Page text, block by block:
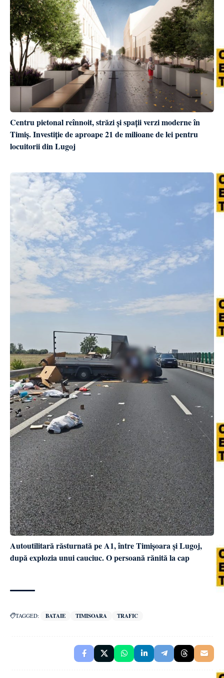
Centru pietonal reînnoit, străzi și spații verzi moderne în
Timiș. Investiție de aproape 21 de milioane de lei pentru
locuitorii din Lugoj
Autoutilitară răsturnată pe A1, între Timișoara și Lugoj,
după explozia unui cauciuc. O persoană rănită la cap
TAGGED: BATAIE TIMISOARA TRAFIC